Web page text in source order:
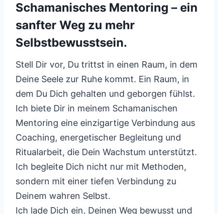
Schamanisches Mentoring – ein
sanfter Weg zu mehr
Selbstbewusstsein.
Stell Dir vor, Du trittst in einen Raum, in dem
Deine Seele zur Ruhe kommt. Ein Raum, in
dem Du Dich gehalten und geborgen fühlst.
Ich biete Dir in meinem Schamanischen
Mentoring eine einzigartige Verbindung aus
Coaching, energetischer Begleitung und
Ritualarbeit, die Dein Wachstum unterstützt.
Ich begleite Dich nicht nur mit Methoden,
sondern mit einer tiefen Verbindung zu
Deinem wahren Selbst.
Ich lade Dich ein, Deinen Weg bewusst und